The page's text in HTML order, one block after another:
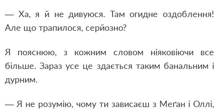
— Ха, я й не дивуюся. Там огидне оздоблення!
Але що трапилося, серйозно?
Я пояснюю, з кожним словом ніяковіючи все
більше. Зараз усе це здається таким банальним і
дурним.
— Я не розумію, чому ти зависаєш з Меґан і Оллі,